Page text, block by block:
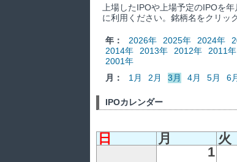
上場したIPOや上場予定のIPOを
に利用ください。銘柄名をクリッ
年： 2026年 2025年 2024年
2014年
2013年 2012年 2011年
2001年
月：
1月 2月 3月 4月 5月 6
IPOカレンダー
日 月 火
1